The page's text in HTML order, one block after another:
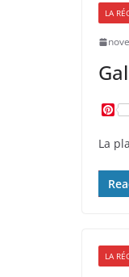
LA
P
n
t
r
e
s
La
LA